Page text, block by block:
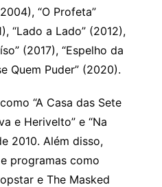
“O Profeta”
“Lado a Lado” (2012),
(2017), “Espelho da
Quem Puder” (2020).
“A Casa das Sete
e Herivelto” e “Na
2010. Além disso,
programas como
e The Masked